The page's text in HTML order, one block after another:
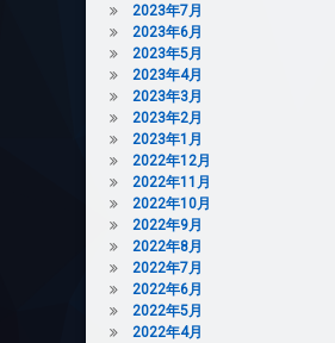
2023年7月
2023年6月
2023年5月
2023年4月
2023年3月
2023年2月
2023年1月
2022年12月
2022年11月
2022年10月
2022年9月
2022年8月
2022年7月
2022年6月
2022年5月
2022年4月